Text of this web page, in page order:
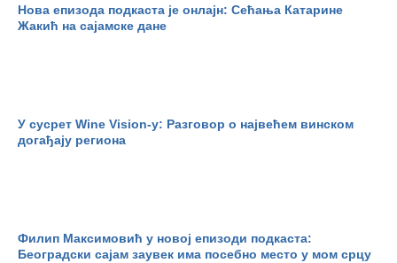
Нова епизода подкаста је онлајн: Сећања Катарине
Жакић на сајамске дане
У сусрет Wine Vision-у: Разговор о највећем винском
догађају региона
Филип Максимовић у новој епизоди подкаста:
Београдски сајам заувек има посебно место у мом срцу